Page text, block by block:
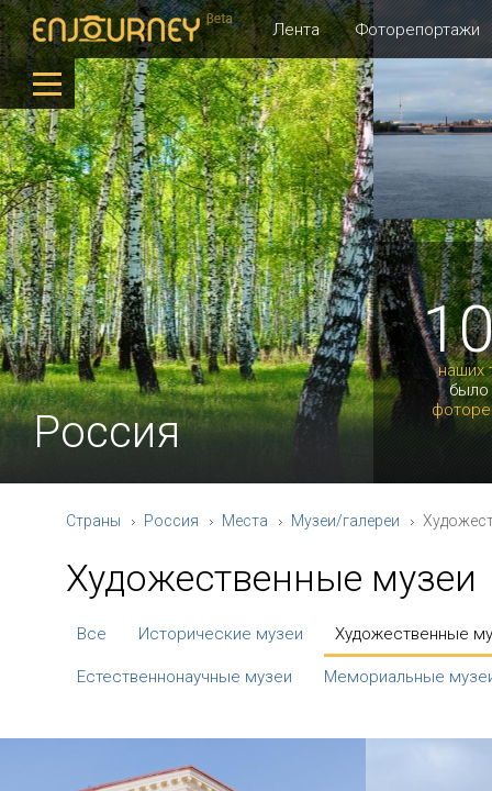
Лента Фоторепортажи
наших
было
Россия
Страны Россия Места Музеи/галереи
Художественные музеи
Все Исторические музеи Художественные
Естественнонаучные музеи Мемориальные